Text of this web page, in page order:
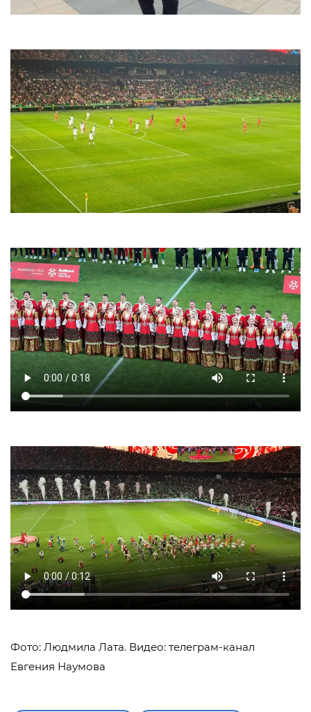
Фото: Людмила Лата. Видео: телеграм-канал
Евгения Наумова